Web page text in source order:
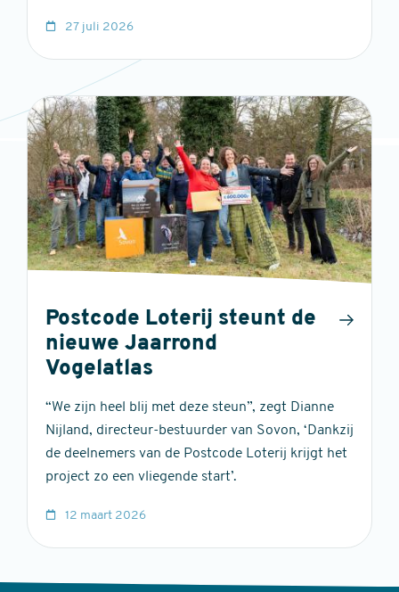
27 juli 2026
Postcode Loterij steunt de
nieuwe Jaarrond
Vogelatlas
“We zijn heel blij met deze steun”, zegt Dianne
Nijland, directeur-bestuurder van Sovon, ‘Dankzij
de deelnemers van de Postcode Loterij krijgt het
project zo een vliegende start’.
12 maart 2026